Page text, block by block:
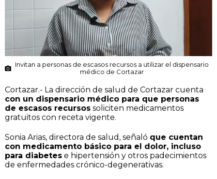
Invitan a personas de escasos recursos a utilizar el dispensario
médico de Cortazar
Cortazar.- La dirección de salud de Cortazar cuenta
con un dispensario médico para que personas
de escasos recursos soliciten medicamentos
gratuitos con receta vigente.
Sonia Arias, directora de salud, señaló que cuentan
con medicamento básico para el dolor, incluso
para diabetes e hipertensión y otros padecimientos
de enfermedades crónico-degenerativas.